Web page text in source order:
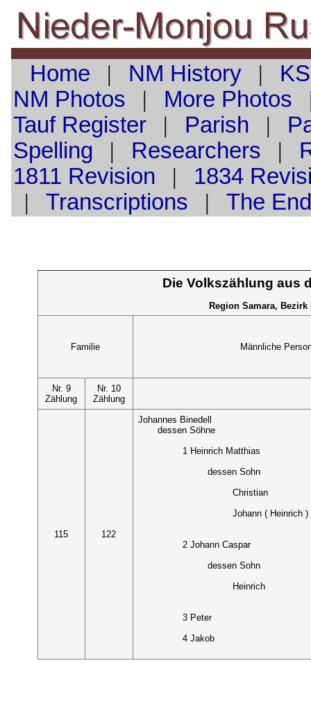
Home | NM History|
NM Photos | More Photos
TaufRegister| Parish |
Spelling | Researchers |
1811 Revision | 1834
| Transcriptions | The End
Die Volkszählung aus
Region Samara,
Familie Männliche
Nr. 9
Zählung
Nr. 10
Zählung
115 122
Johannes Binedell
dessen Söhne
1 Heinrich Matthias
dessen Sohn
Christian
Johann ( Heinrich )
2 Johann Caspar
dessen Sohn
Heinrich
3 Peter
4 Jakob